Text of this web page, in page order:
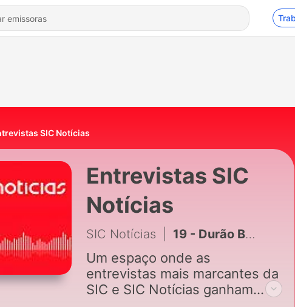
SIC Notícias
Entrevistas SIC
Notícias
SIC Notícias 19 - Durão Barroso: “Nós estamos na era do narcisismo. A vaidade é a doença profissional dos políticos”
Um espaço onde as
entrevistas mais marcantes da
SIC e SIC Notícias ganham